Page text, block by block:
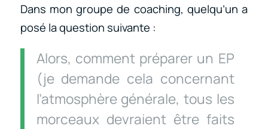
Dans mon groupe de coaching, quelqu’un a
posé la question suivante :
Alors, comment préparer un EP
(je demande cela concernant
l’atmosphère générale, tous les
morceaux devraient être faits